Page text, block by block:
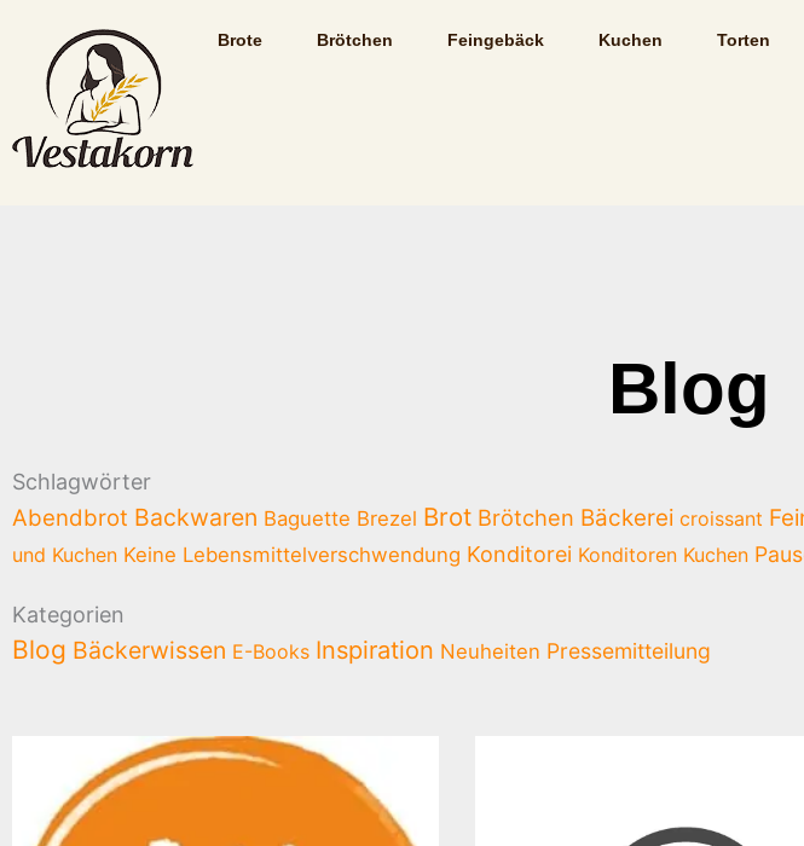
Inhalt
springen
Brote Brötchen Feingebäck Kuchen Torten
Blog
Schlagwörter
Abendbrot Backwaren Baguette Brezel Brot Brötchen Bäckerei croissant
und Kuchen Keine Lebensmittelverschwendung Konditorei Konditoren Kuchen
Kategorien
Blog Bäckerwissen E-Books Inspiration Neuheiten Pressemitteilung